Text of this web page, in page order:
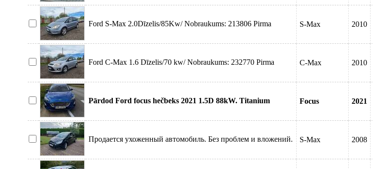
Ford S-Max 2.0Dīzelis/85Kw/ Nobraukums: 213806 Pirma
S-Max 2010
Ford C-Max 1.6 Dīzelis/70 kw/ Nobraukums: 232770 Pirma
C-Max 2010
Pārdod Ford focus hečbeks 2021 1.5D 88kW. Titanium
Focus 2021
Продается ухоженный автомобиль. Без проблем и вложений.
S-Max 2008